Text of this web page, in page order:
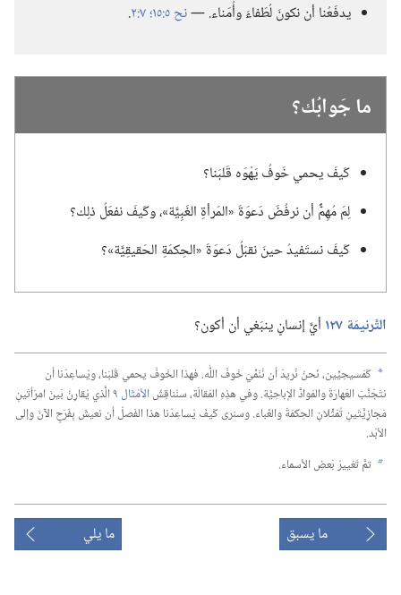
يدفَعُنا أن نكونَ لُطَفاءَ وأُمَناء.‏ —‏نح ٥:‏١٥؛‏ ‏.‏
ما جَوابُك؟‏
كَيفَ يحمي خَوفُ يَهْوَه قَلبَنا؟‏
لِمَ مُهِمٌّ أن نرفُضَ دَعوَةَ «المَرأةِ الغَبِيَّة»،‏ وكَيفَ نفعَلُ ذلِك؟‏
كَيفَ نستَفيدُ حينَ نقبَلُ دَعوَةَ «الحِكمَةِ الحَقيقِيَّة»؟‏
التَّرنيمَة ١٢٧ أيَّ إنسانٍ ينبَغي أن أكون؟‏
a كَمَسيحِيِّين،‏ نَحنُ نُريدُ أن نُنَمِّيَ خَوفَ اللّٰه.‏ فهذا الخَوفُ يحمي قَلبَنا،‏ ويُساعِدُنا أن
نتَجَنَّبَ العَهارَةَ والمَوادَّ الإباحِيَّة.‏ وفي هذِهِ المَقالَة،‏ سنُناقِشُالأمْثَال ٩ الَّذي يُقارِنُ بَينَ امرَأتَينِ
مَجازِيَّتَينِ تُمَثِّلانِ الحِكمَةَ والغَباء.‏ وسنرى كَيفَ يُساعِدُنا هذا الفَصلُ أن نعيشَ بِفَرَحٍ الآنَ وإلى
الأبَد.‏
b تمَّ تَغييرُ بَعضِ الأسماء.‏
ما يسبق ما يلي